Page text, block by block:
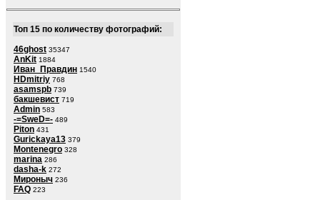
Топ 15 по количеству фотографий:
46ghost 35347
AnKit 1884
Иван_Правдин 1540
HDmitriy 768
asamspb 739
бакшевист 719
Admin 583
-=SweD=- 489
Piton 431
Gurickaya13 379
Montenegro 328
marina 286
dasha-k 272
Мироныч 236
FAQ 223